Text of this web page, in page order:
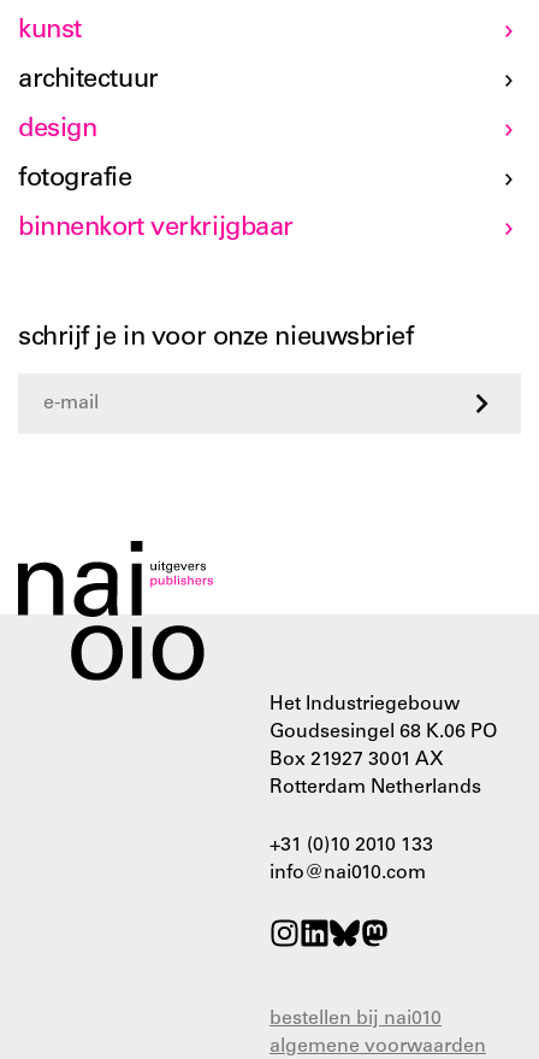
kunst
architectuur
design
fotografie
binnenkort verkrijgbaar
schrijf je in voor onze nieuwsbrief
Het Industriegebouw
Goudsesingel 68 K.06 PO
Box 21927 3001 AX
Rotterdam Netherlands
+31 (0)10 2010 133
info@nai010.com
bestellen bij nai010
algemene voorwaarden